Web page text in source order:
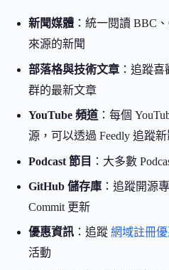
新聞媒體 ：統一閱讀 BBC
來源的新聞
部落格與技術文章 ：追蹤喜
群的最新文章
YouTube 頻道 ：每個
源，可以透過 Feedly 追蹤新
Podcast 節目 ：大多數
GitHub 儲存庫 ：追蹤開源
Commit 更新
優惠資訊 ：追蹤 網域註冊優
活動